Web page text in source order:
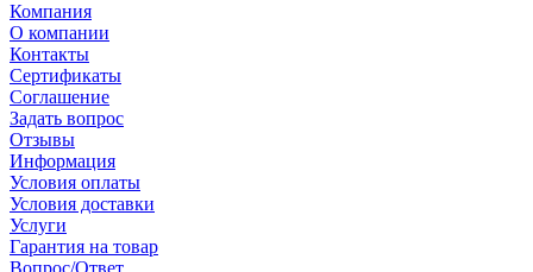
Компания
О компании
Контакты
Сертификаты
Соглашение
Задать вопрос
Отзывы
Информация
Условия оплаты
Условия доставки
Услуги
Гарантия на товар